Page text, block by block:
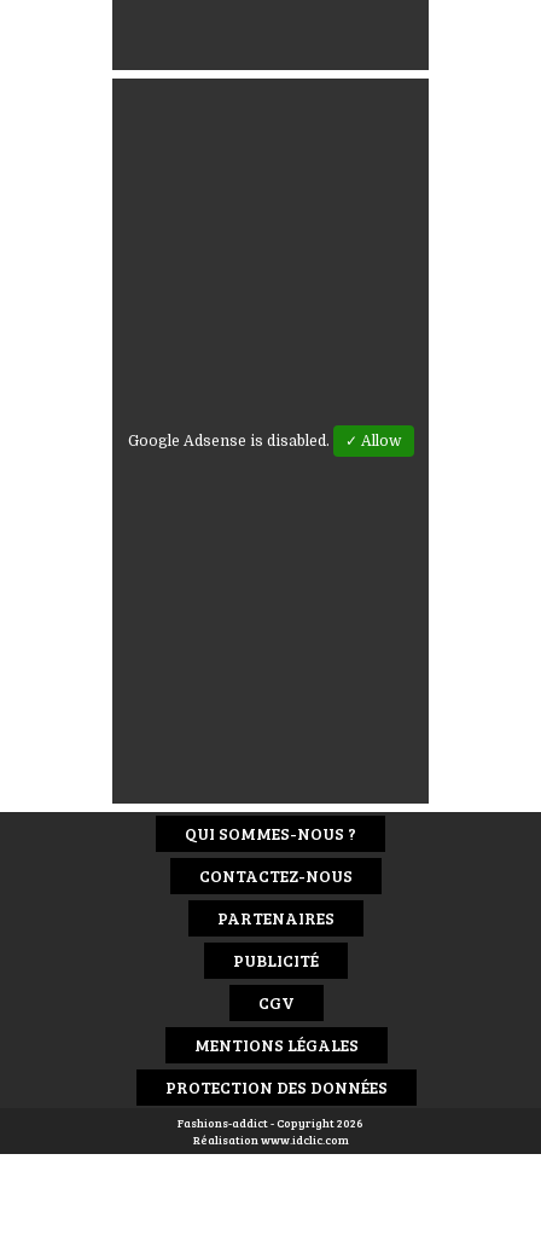
Google Adsense is disabled. ✓ Allow
QUI SOMMES-NOUS ?
CONTACTEZ-NOUS
PARTENAIRES
PUBLICITÉ
CGV
MENTIONS LÉGALES
PROTECTION DES DONNÉES
Fashions-addict - Copyright 2026
Réalisation www.idclic.com